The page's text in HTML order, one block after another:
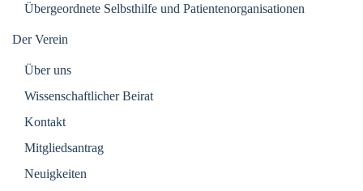
Übergeordnete Selbsthilfe und Patientenorganisationen
Der Verein
Über uns
Wissenschaftlicher Beirat
Kontakt
Mitgliedsantrag
Neuigkeiten